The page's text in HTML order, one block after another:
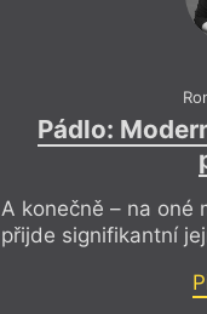
Pádlo:
A konečně – na oné
přijde signifikantní